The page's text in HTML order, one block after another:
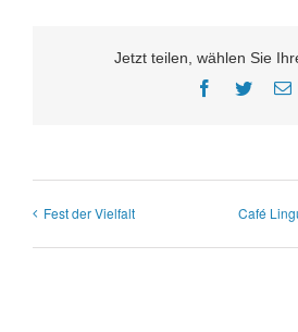
Jetzt teilen, wählen Sie
Facebook
TwitterE-
Fest der Vielfalt Café